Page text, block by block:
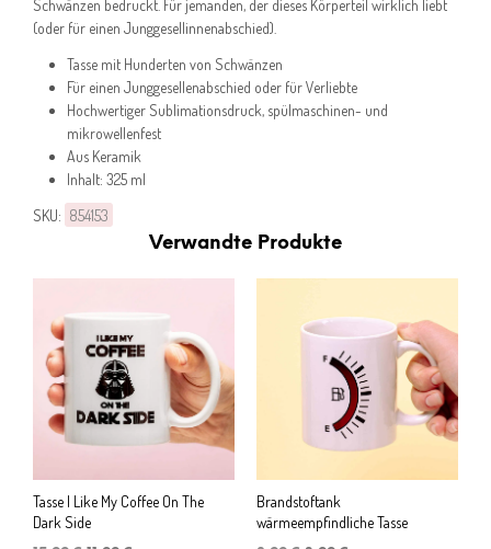
Schwänzen bedruckt. Für jemanden, der dieses Körperteil wirklich liebt
(oder für einen Junggesellinnenabschied).
Tasse mit Hunderten von Schwänzen
Für einen Junggesellenabschied oder für Verliebte
Hochwertiger Sublimationsdruck, spülmaschinen- und
mikrowellenfest
Aus Keramik
Inhalt: 325 ml
SKU: 854153
Verwandte Produkte
Tasse I Like My Coffee On The
Dark Side
Brandstoftank
wärmeempfindliche Tasse